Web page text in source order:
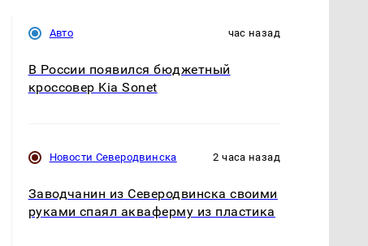
Авто час назад
В России появился бюджетный
кроссовер Kia Sonet
Новости Северодвинска 2 часа назад
Заводчанин из Северодвинска своими
руками спаял акваферму из пластика